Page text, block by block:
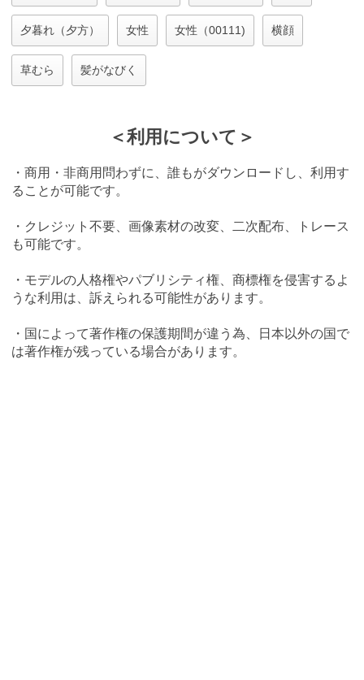
夕暮れ（夕方） 女性 女性（00111) 横顔
草むら 髪がなびく
＜利用について＞
・商用・非商用問わずに、誰もがダウンロードし、利用す
ることが可能です。
・クレジット不要、画像素材の改変、二次配布、トレース
も可能です。
・モデルの人格権やパブリシティ権、商標権を侵害するよ
うな利用は、訴えられる可能性があります。
・国によって著作権の保護期間が違う為、日本以外の国で
は著作権が残っている場合があります。